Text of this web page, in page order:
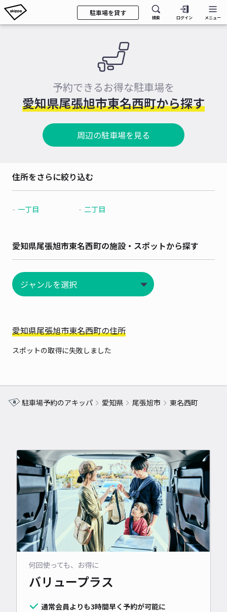
駐車場を貸す
検索 ログイン メニュー
予約できるお得な駐車場を
愛知県尾張旭市東名西町から探す
周辺の駐車場を見る
住所をさらに絞り込む
一丁目 二丁目
愛知県尾張旭市東名西町の施設・スポットから探す
愛知県尾張旭市東名西町の住所
スポットの取得に失敗しました
駐車場予約のアキッパ 愛知県 尾張旭市 東名西町
何回使っても、お得に
バリュープラス
通常会員よりも3時間早く予約が可能に